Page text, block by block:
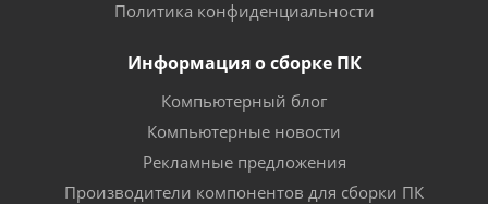
Политика конфиденциальности
Информация о сборке ПК
Компьютерный блог
Компьютерные новости
Рекламные предложения
Производители компонентов для сборки ПК